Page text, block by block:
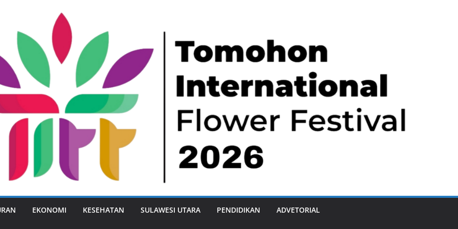
EKONOMI KESEHATAN SULAWESI UTARA PENDIDIKAN ADVETORIAL